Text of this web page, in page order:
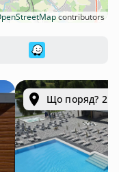
contributors
Що поряд?